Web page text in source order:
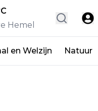
Hemel
en Welzijn Natuur